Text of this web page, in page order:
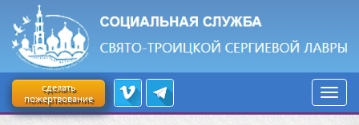
сделать
пожертвование